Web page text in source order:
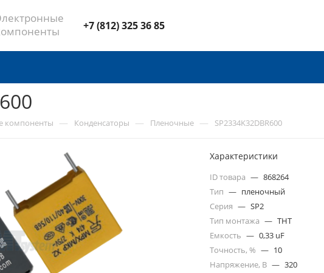
+7 (812) 325 36 85
компоненты — Конденсаторы — Пленочные — SP2334K32DBR600
Характеристики
ID товара — 868264
Тип — пленочный
Серия — SP2
Тип монтажа — THT
Емкость — 0,33 uF
Точность, % — 10
Напряжение, В — 320